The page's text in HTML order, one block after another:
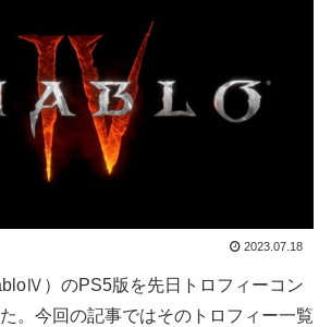
2023.07.18
）のPS5版を先日トロフィーコン
。今回の記事ではそのトロフィー一覧